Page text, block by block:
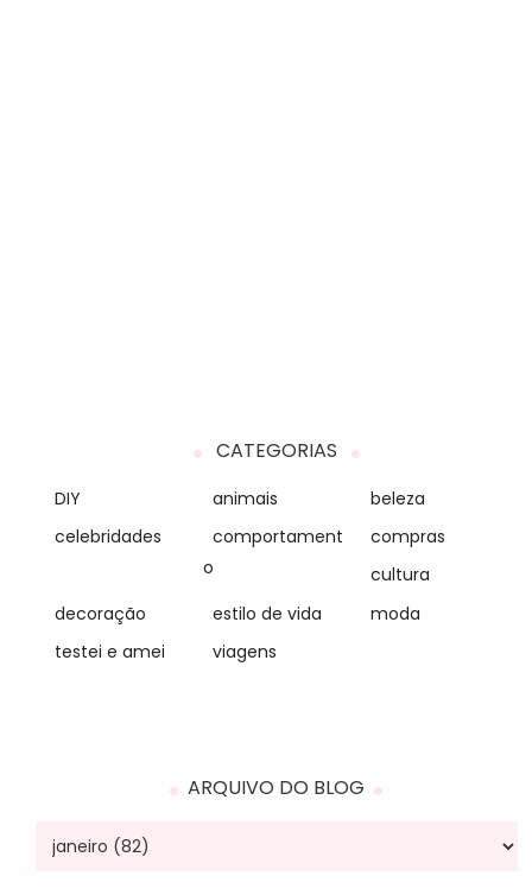
CATEGORIAS
DIY animais
beleza
celebridades
comportament
o
compras
cultura
decoração
estilo de vida
moda
testei e amei
viagens
ARQUIVO DO BLOG